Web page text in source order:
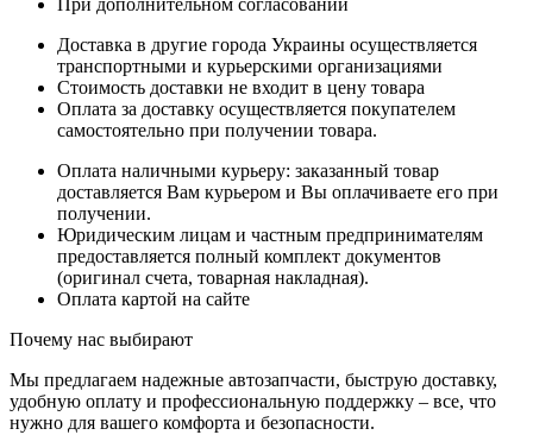
При дополнительном согласовании
Доставка в другие города Украины осуществляется
транспортными и курьерскими организациями
Стоимость доставки не входит в цену товара
Оплата за доставку осуществляется покупателем
самостоятельно при получении товара.
Оплата наличными курьеру: заказанный товар
доставляется Вам курьером и Вы оплачиваете его при
получении.
Юридическим лицам и частным предпринимателям
предоставляется полный комплект документов
(оригинал счета, товарная накладная).
Оплата картой на сайте
Почему нас выбирают
Мы предлагаем надежные автозапчасти, быструю доставку,
удобную оплату и профессиональную поддержку – все, что
нужно для вашего комфорта и безопасности.